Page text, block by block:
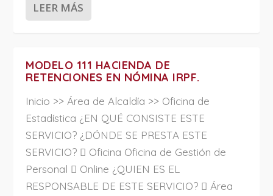
LEER MÁS
MODELO 111 HACIENDA DE
RETENCIONES EN NÓMINA IRPF.
Inicio >> Área de Alcaldía >> Oficina de
Estadística ¿EN QUÉ CONSISTE ESTE
SERVICIO? ¿DÓNDE SE PRESTA ESTE
SERVICIO?  Oficina Oficina de Gestión de
Personal  Online ¿QUIEN ES EL
RESPONSABLE DE ESTE SERVICIO?  Área